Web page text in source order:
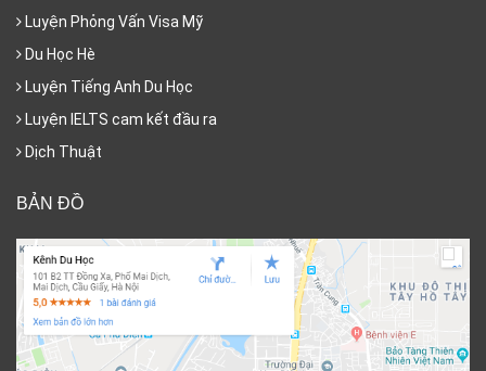
Luyện Phỏng Vấn Visa Mỹ
Du Học Hè
Luyện Tiếng Anh Du Học
Luyện IELTS cam kết đầu ra
Dịch Thuật
BẢN ĐỒ